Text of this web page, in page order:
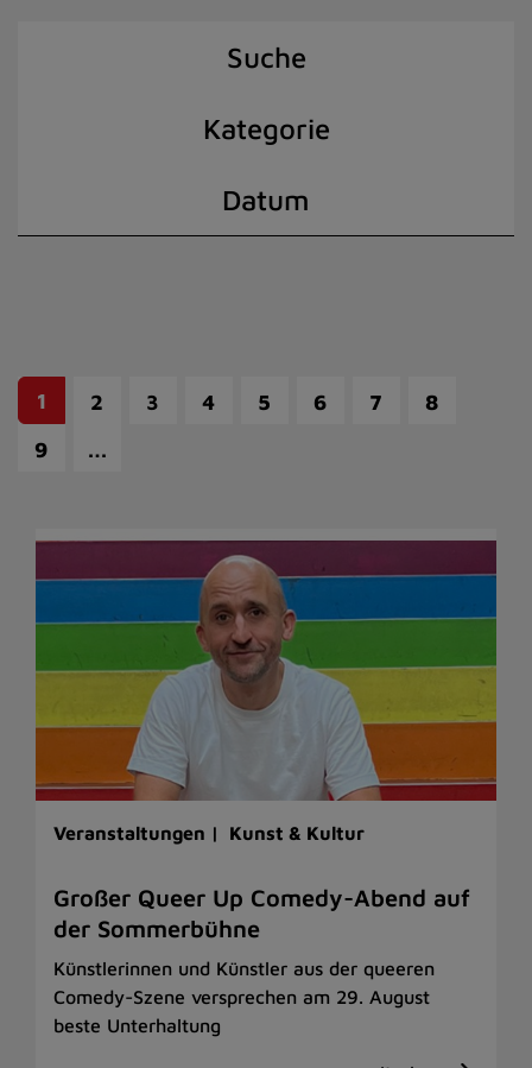
Suche
Kategorie
Datum
1 2 3 4 5 6 7
8
9
…
Veranstaltungen | Kunst & Kultur
Großer Queer Up Comedy-Abend auf
der Sommerbühne
Künstlerinnen und Künstler aus der queeren
Comedy-Szene versprechen am 29. August
beste Unterhaltung